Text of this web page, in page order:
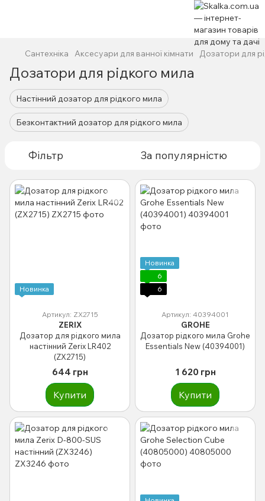
Сантехніка Аксесуари для ванної кімнати Дозатори для
Дозатори для рідкого мила
Настінний дозатор для рідкого мила
Безконтактний дозатор для рідкого мила
Фільтр За популярністю
Новинка
Артикул: ZX2715
ZERIX
Дозатор для рідкого мила
настінний Zerix LR402
(ZX2715)
644 грн
Купити
Новинка
6
6
Артикул: 40394001
GROHE
Дозатор рідкого мила Grohe
Essentials New (40394001)
1 620 грн
Купити